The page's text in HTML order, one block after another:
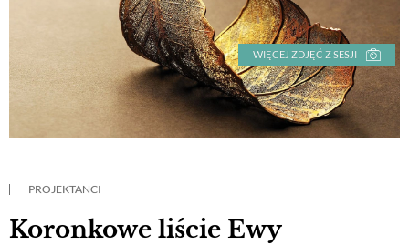
WIĘCEJ ZDJĘĆ Z SESJI
Koronkowe liście Ewy
PROJEKTANCI